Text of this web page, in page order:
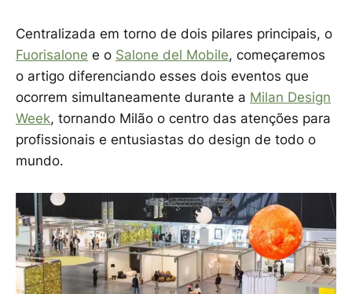
Centralizada em torno de dois pilares principais, o
Fuorisalone e o Salone del Mobile, começaremos
o artigo diferenciando esses dois eventos que
ocorrem simultaneamente durante a Milan Design
Week, tornando Milão o centro das atenções para
profissionais e entusiastas do design de todo o
mundo.